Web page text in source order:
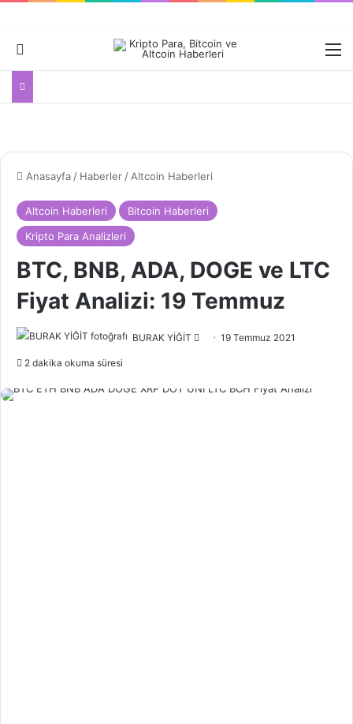
Dış görünümü değiştir
Anasayfa / Haberler / Altcoin Haberleri
Altcoin Haberleri
Bitcoin Haberleri
Kripto Para Analizleri
BTC, BNB, ADA, DOGE ve LTC
Fiyat Analizi: 19 Temmuz
BURAK YİĞİT
göndermek
19 Temmuz 2021
2 dakika okuma süresi